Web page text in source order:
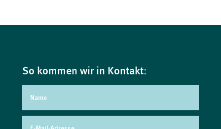
So kommen wir in Kontakt: